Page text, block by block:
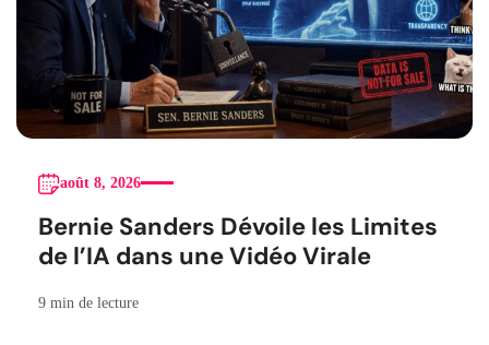
août 8, 2026
Bernie Sanders Dévoile les Limites
de l’IA dans une Vidéo Virale
9 min de lecture